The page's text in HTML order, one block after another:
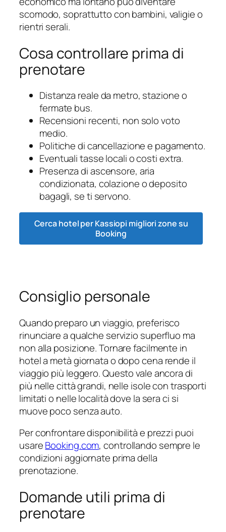
scomodo, soprattutto con bambini, valigie o
rientri serali.
Cosa controllare prima di
prenotare
Distanza reale da metro, stazione o
fermate bus.
Recensioni recenti, non solo voto
medio.
Politiche di cancellazione e pagamento.
Eventuali tasse locali o costi extra.
Presenza di ascensore, aria
condizionata, colazione o deposito
bagagli, se ti servono.
Cerca hotel per Kassiopi migliori zone su
Booking
Consiglio personale
Quando preparo un viaggio, preferisco
rinunciare a qualche servizio superfluo ma
non alla posizione. Tornare facilmente in
hotel a metà giornata o dopo cena rende il
viaggio più leggero. Questo vale ancora di
più nelle città grandi, nelle isole con trasporti
limitati o nelle località dove la sera ci si
muove poco senza auto.
Per confrontare disponibilità e prezzi puoi
usareBooking.com, controllando sempre le
condizioni aggiornate prima della
prenotazione.
Domande utili prima di
prenotare